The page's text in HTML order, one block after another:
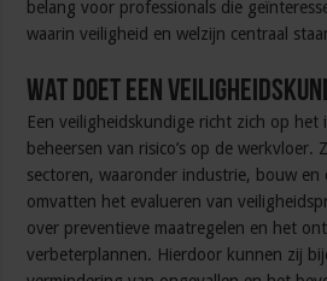
belang voor professionals die
waarin veiligheid en welzijn centraal
Wat doet een
Een veiligheidskundige richt zich op het
beheersen van risico’s op de werkvloer.
sectoren, waaronder industrie, bouw en
omvatten het evalueren van
over preventieve maatregelen en het
verbeterplannen. Hierdoor kunnen zij